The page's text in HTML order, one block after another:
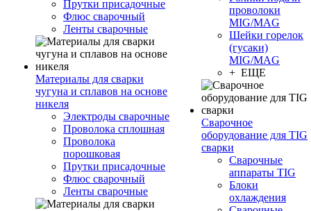
Прутки присадочные
Флюс сварочный
Ленты сварочные
Материалы для сварки
чугуна и сплавов на основе
никеля
Электроды сварочные
Проволока сплошная
Проволока
порошковая
Прутки присадочные
Флюс сварочный
Ленты сварочные
проволоки
MIG/MAG
Шейки горелок
(гусаки)
MIG/MAG
+ ЕЩЕ
Сварочное
оборудование для TIG
сварки
Сварочные
аппараты TIG
Блоки
охлаждения